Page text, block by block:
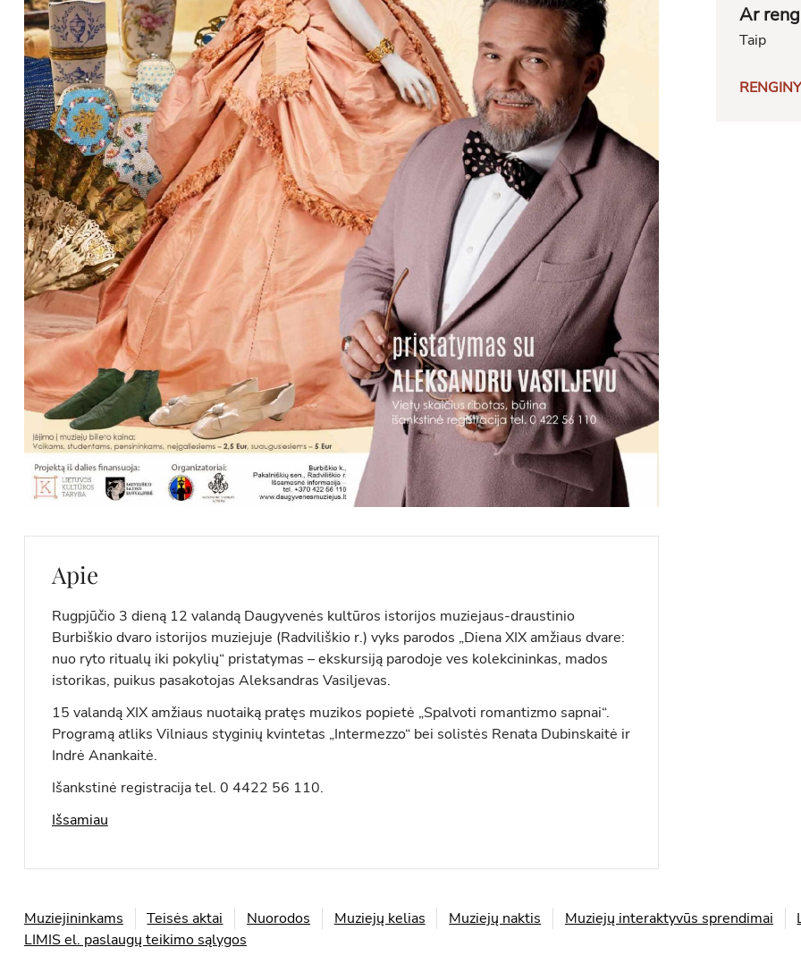
Ar
Taip
Apie
Rugpjūčio 3 dieną 12 valandą Daugyvenės kultūros istorijos muziejaus-draustinio
Burbiškio dvaro istorijos muziejuje (Radviliškio r.) vyks parodos „Diena XIX amžiaus dvare:
nuo ryto ritualų iki pokylių“ pristatymas – ekskursiją parodoje ves kolekcininkas, mados
istorikas, puikus pasakotojas Aleksandras Vasiljevas.
15 valandą XIX amžiaus nuotaiką pratęs muzikos popietė „Spalvoti romantizmo sapnai“.
Programą atliks Vilniaus styginių kvintetas „Intermezzo“ bei solistės Renata Dubinskaitė ir
Indrė Anankaitė.
Išankstinė registracija tel. 0 4422 56 110.
Išsamiau
Muziejininkams Teisės aktai Nuorodos Muziejų kelias Muziejų naktis Muziejų interaktyvūs sprendimai
LIMIS el. paslaugų teikimo sąlygos